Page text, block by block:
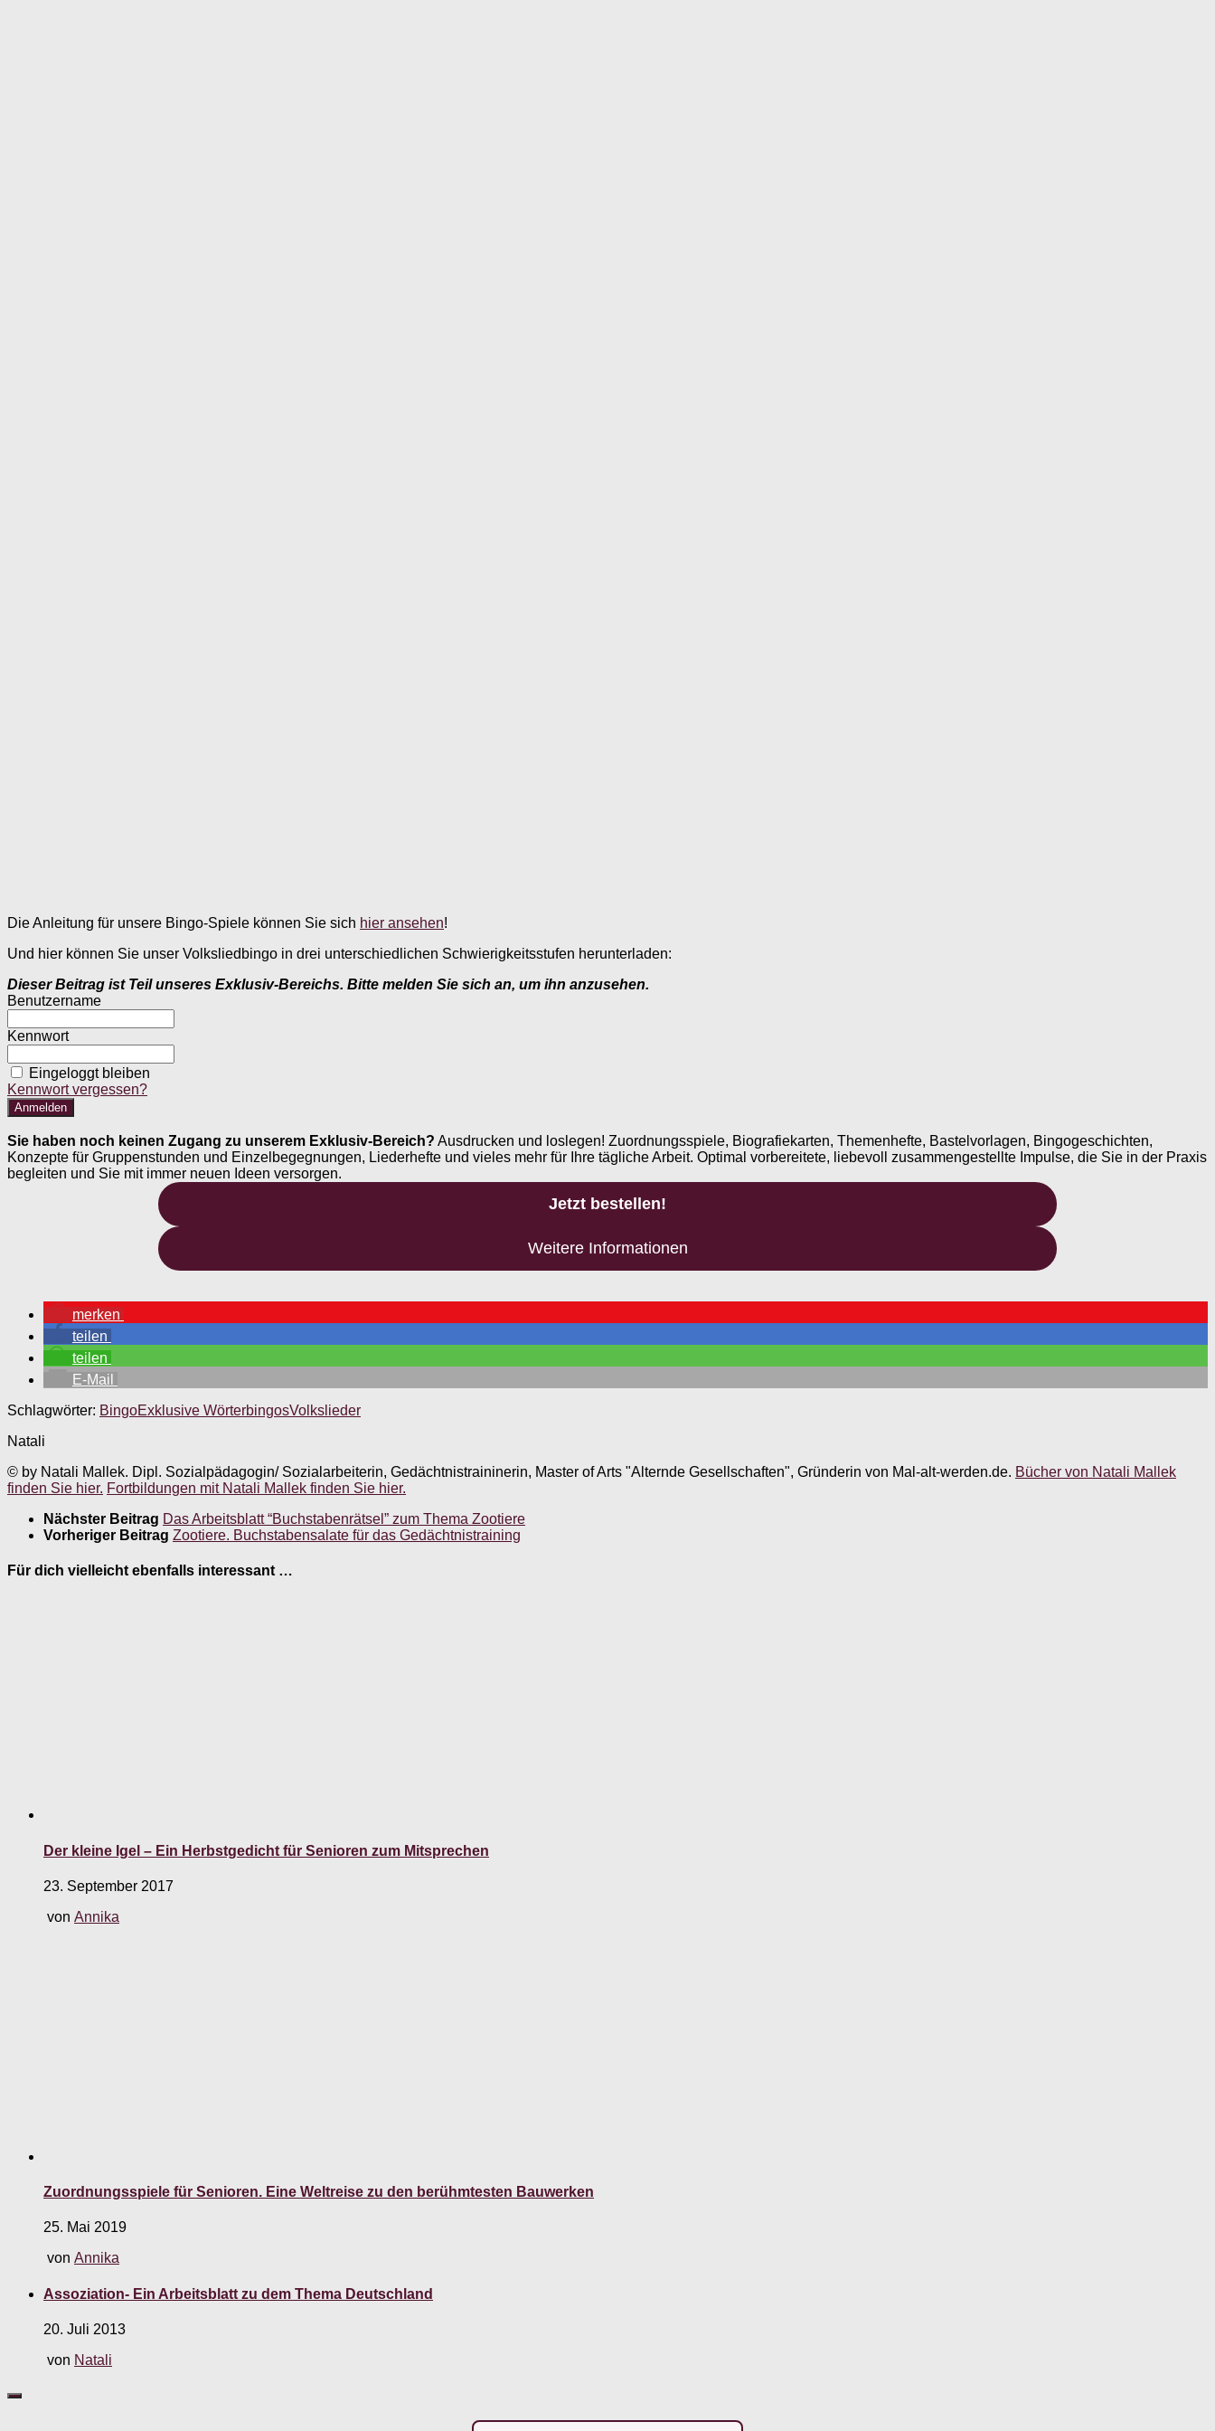
Die Anleitung für unsere Bingo-Spiele können Sie sich hier ansehen!
Und hier können Sie unser Volksliedbingo in drei unterschiedlichen Schwierigkeitsstufen herunterladen:
Dieser Beitrag ist Teil unseres Exklusiv-Bereichs. Bitte melden Sie sich an, um ihn anzusehen.
Benutzername
Kennwort
Eingeloggt bleiben
Kennwort vergessen?
Sie haben noch keinen Zugang zu unserem Exklusiv-Bereich? Ausdrucken und loslegen! Zuordnungsspiele, Biografiekarten, Themenhefte, Bastelvorlagen, Bingogeschichten,
Konzepte für Gruppenstunden und Einzelbegegnungen, Liederhefte und vieles mehr für Ihre tägliche Arbeit. Optimal vorbereitete, liebevoll zusammengestellte Impulse, die Sie in der Praxis
begleiten und Sie mit immer neuen Ideen versorgen.
Jetzt bestellen!
Weitere Informationen
merken
teilen
teilen
E-Mail
Schlagwörter: BingoExklusive WörterbingosVolkslieder
Natali
© by Natali Mallek. Dipl. Sozialpädagogin/ Sozialarbeiterin, Gedächtnistraininerin, Master of Arts "Alternde Gesellschaften", Gründerin von Mal-alt-werden.de. Bücher von Natali Mallek
finden Sie hier. Fortbildungen mit Natali Mallek finden Sie hier.
Nächster Beitrag Das Arbeitsblatt “Buchstabenrätsel” zum Thema Zootiere
Vorheriger Beitrag Zootiere. Buchstabensalate für das Gedächtnistraining
Für dich vielleicht ebenfalls interessant …
Der kleine Igel – Ein Herbstgedicht für Senioren zum Mitsprechen
23. September 2017
von Annika
Zuordnungsspiele für Senioren. Eine Weltreise zu den berühmtesten Bauwerken
25. Mai 2019
von Annika
Assoziation- Ein Arbeitsblatt zu dem Thema Deutschland
20. Juli 2013
von Natali